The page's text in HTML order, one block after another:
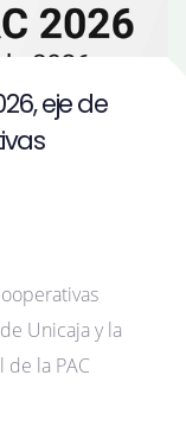
eje de
Unicaja y la
la PAC